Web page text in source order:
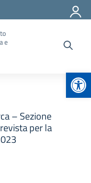
e
– Sezione
per la